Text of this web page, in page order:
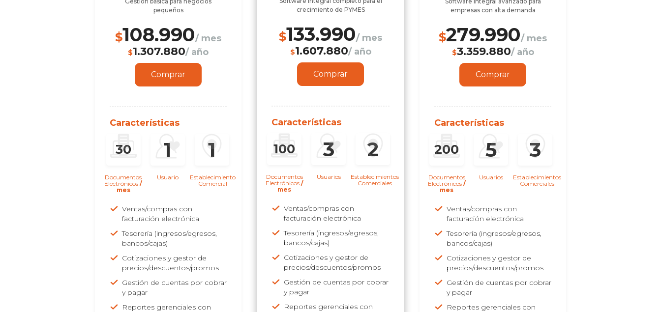
pequeños
$108.990/ mes
$1.307.880/ año
Comprar
Características
30
Documentos
Electrónicos /
mes
1
Usuario
1
Establecimiento
Comercial
Ventas/compras con
facturación electrónica
Tesorería (ingresos/egresos,
bancos/cajas)
Cotizaciones y gestor de
precios/descuentos/promos
Gestión de cuentas por cobrar
y pagar
Reportes gerenciales con
crecimiento de PYMES
$133.990/ mes
$1.607.880/ año
Comprar
Características
100
Documentos
Electrónicos /
mes
3
Usuarios
2
Establecimientos
Comerciales
Ventas/compras con
facturación electrónica
Tesorería (ingresos/egresos,
bancos/cajas)
Cotizaciones y gestor de
precios/descuentos/promos
Gestión de cuentas por cobrar
y pagar
Reportes gerenciales con
empresas con alta demanda
$279.990/ mes
$3.359.880/ año
Comprar
Características
200
Documentos
Electrónicos /
mes
5
Usuarios
3
Establecimientos
Comerciales
Ventas/compras con
facturación electrónica
Tesorería (ingresos/egresos,
bancos/cajas)
Cotizaciones y gestor de
precios/descuentos/promos
Gestión de cuentas por cobrar
y pagar
Reportes gerenciales con